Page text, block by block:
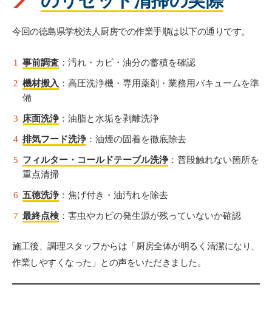
今回の徳島県学校法人厨房での作業手順は以下の通りです。
事前調査 ：汚れ・カビ・油分の蓄積を確認
機材搬入 ：高圧洗浄機・専用薬剤・業務用バキュームを準
備
床面洗浄：油脂と水垢を剥離洗浄
排気フード洗浄：油煙の固着を徹底除去
フィルター・コールドテーブル洗浄：普段触れない箇所を
重点清掃
五徳洗浄：焦げ付き・油汚れを除去
最終点検 ：害虫やカビの発生源が残っていないか確認
施工後、調理スタッフからは「厨房全体が明るく清潔になり、
作業しやすくなった」との声をいただきました。